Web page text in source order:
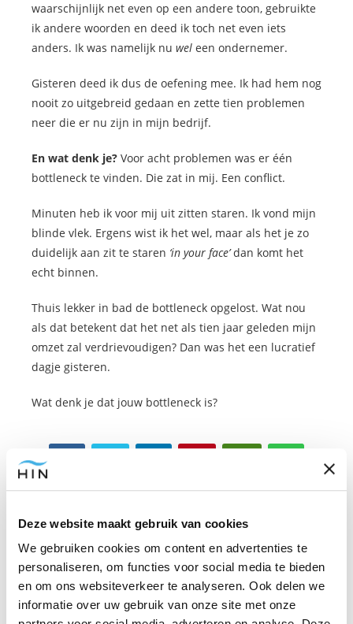
Deze website maakt gebruik van cookies
We gebruiken cookies om content en advertenties te
personaliseren, om functies voor social media te bieden
en om ons websiteverkeer te analyseren. Ook delen we
informatie over uw gebruik van onze site met onze
waarschijnlijk net even op een andere toon, gebruikte
ik andere woorden en deed ik toch net even iets
anders. Ik was namelijk nu wel een ondernemer.
Gisteren deed ik dus de oefening mee. Ik had hem nog
nooit zo uitgebreid gedaan en zette tien problemen
neer die er nu zijn in mijn bedrijf.
En wat denk je? Voor acht problemen was er één
bottleneck te vinden. Die zat in mij. Een conflict.
Minuten heb ik voor mij uit zitten staren. Ik vond mijn
blinde vlek. Ergens wist ik het wel, maar als het je zo
duidelijk aan zit te staren ‘in your face’dan komt het
echt binnen.
Thuis lekker in bad de bottleneck opgelost. Wat nou
als dat betekent dat het net als tien jaar geleden mijn
omzet zal verdrievoudigen? Dan was het een lucratief
dagje gisteren.
Wat denk je dat jouw bottleneck is?
Over de schrijver
Edwin Selij